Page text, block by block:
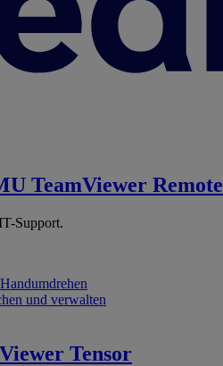
TeamViewer Remote
Support.
und verwalten
Tensor